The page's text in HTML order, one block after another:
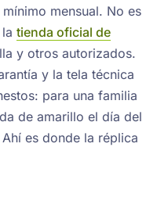
mensual. No es
tienda oficial de
y otros autorizados.
y la tela técnica
para una familia
de amarillo el día del
es donde la réplica